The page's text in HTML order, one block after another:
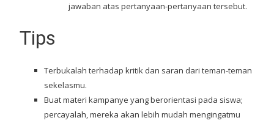
jawaban atas pertanyaan-pertanyaan tersebut.
Tips
Terbukalah terhadap kritik dan saran dari teman-teman
sekelasmu.
Buat materi kampanye yang berorientasi pada siswa;
percayalah, mereka akan lebih mudah mengingatmu